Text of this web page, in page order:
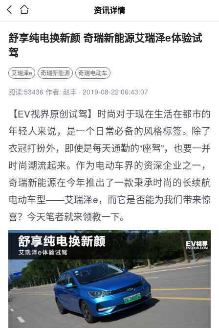
  资讯详情
舒享纯电换新颜 奇瑞新能源艾瑞泽e体验试
驾
艾瑞泽e 奇瑞新能源 奇瑞电动车
阅读:53436 作者: 赵丰 · 2019-08-22 06:43:07
【EV视界原创试驾】时尚对于现在生活在都市的
年轻人来说，是一个日常必备的风格标签。除了
衣冠打扮外，即使是每天通勤的“座驾”，也要一并
时尚潮流起来。作为电动车界的资深企业之一，
奇瑞新能源在今年推出了一款秉承时尚的长续航
电动车型——艾瑞泽e，而它是否能为我们带来惊
喜？今天笔者就来领教一下。